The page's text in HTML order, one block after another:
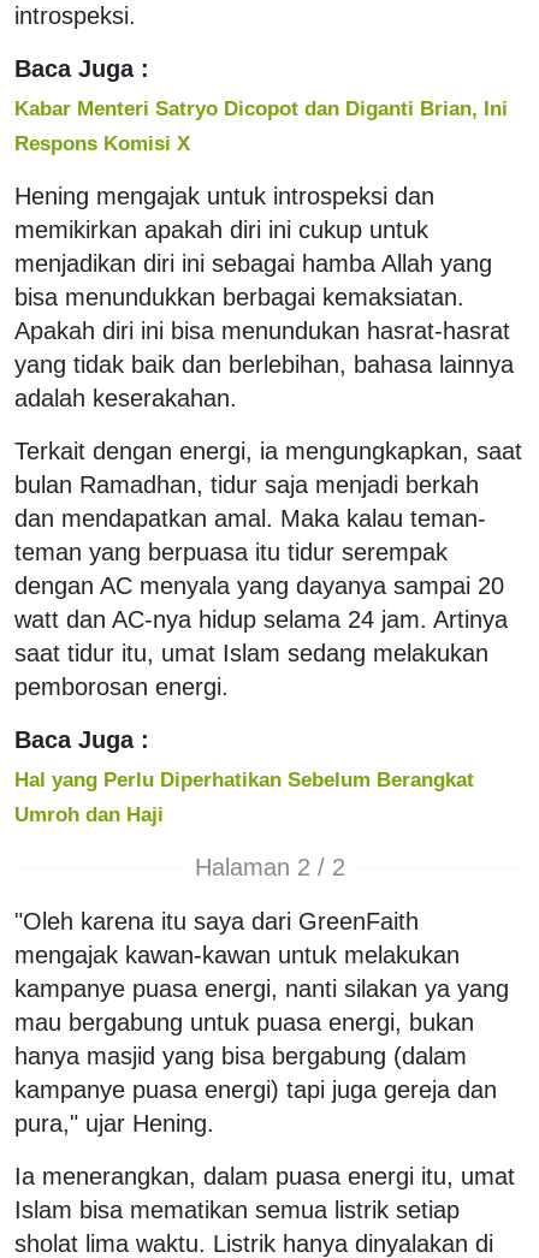
introspeksi.
Baca Juga :
Kabar Menteri Satryo Dicopot dan Diganti Brian, Ini
Respons Komisi X
Hening mengajak untuk introspeksi dan
memikirkan apakah diri ini cukup untuk
menjadikan diri ini sebagai hamba Allah yang
bisa menundukkan berbagai kemaksiatan.
Apakah diri ini bisa menundukan hasrat-hasrat
yang tidak baik dan berlebihan, bahasa lainnya
adalah keserakahan.
Terkait dengan energi, ia mengungkapkan, saat
bulan Ramadhan, tidur saja menjadi berkah
dan mendapatkan amal. Maka kalau teman-
teman yang berpuasa itu tidur serempak
dengan AC menyala yang dayanya sampai 20
watt dan AC-nya hidup selama 24 jam. Artinya
saat tidur itu, umat Islam sedang melakukan
pemborosan energi.
Baca Juga :
Hal yang Perlu Diperhatikan Sebelum Berangkat
Umroh dan Haji
Halaman 2 / 2
"Oleh karena itu saya dari GreenFaith
mengajak kawan-kawan untuk melakukan
kampanye puasa energi, nanti silakan ya yang
mau bergabung untuk puasa energi, bukan
hanya masjid yang bisa bergabung (dalam
kampanye puasa energi) tapi juga gereja dan
pura," ujar Hening.
Ia menerangkan, dalam puasa energi itu, umat
Islam bisa mematikan semua listrik setiap
sholat lima waktu. Listrik hanya dinyalakan di